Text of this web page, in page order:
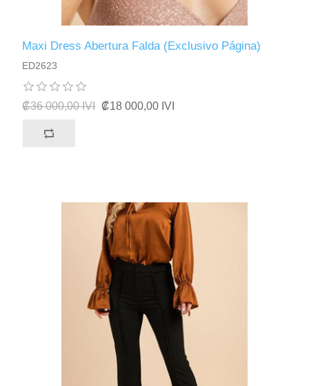
Maxi Dress Abertura Falda (Exclusivo Página)
ED2623
₡36 000,00 IVI ₡18 000,00 IVI